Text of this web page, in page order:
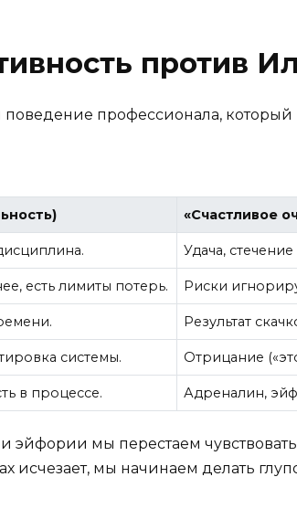
против
профессионала, который
«Счастливое
Удача,
есть лимиты потерь. Риски
Результат
системы. Отрицание
в процессе. Адреналин,
мы перестаем чувствовать
исчезает, мы начинаем делать